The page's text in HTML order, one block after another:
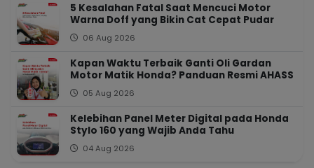
5 Kesalahan Fatal Saat Mencuci Motor
Warna Doff yang Bikin Cat Cepat Pudar
06 Aug 2026
Kapan Waktu Terbaik Ganti Oli Gardan
Motor Matik Honda? Panduan Resmi AHASS
05 Aug 2026
Kelebihan Panel Meter Digital pada Honda
Stylo 160 yang Wajib Anda Tahu
04 Aug 2026